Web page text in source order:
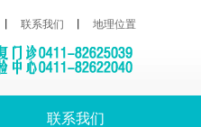
联系我们 地理位置
联系我们